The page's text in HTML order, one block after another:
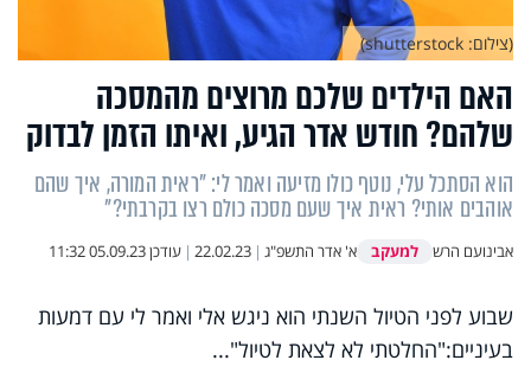
האם הילדים שלכם מרוצים מהמסכה
שלהם? חודש אדר הגיע, ואיתו הזמן לבדוק
הוא הסתכל עלי, נוטף כולו מזיעה ואמר לי: "ראית המורה, איך שהם
אוהבים אותי? ראית איך שעם מסכה כולם רצו בקרבתי?"
אבינועם הרש למעקב א' אדר התשפ"ג |
22.02.23
| עודכן05.09.23 11:32
(צילום: shutterstock)
שבוע לפני הטיול השנתי הוא ניגש אלי ואמר לי עם דמעות
בעיניים:
"החלטתי לא לצאת לטיול..."